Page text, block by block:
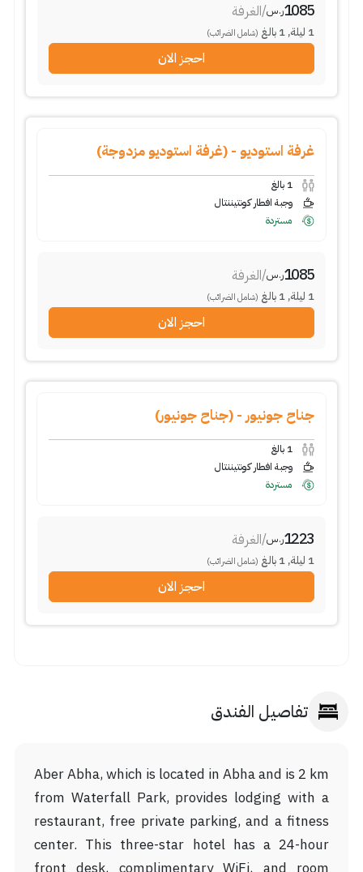
1085ر.س/الغرفة
1 ليلة,
1 بالغ (شامل الضرائب)
احجز الان
غرفة استوديو - (غرفة استوديو مزدوجة)
1 بالغ
وجبة افطار كونتيننتال
مستردة
1085ر.س/الغرفة
1 ليلة,
1 بالغ (شامل الضرائب)
احجز الان
جناح جونيور - (جناح جونيور)
1 بالغ
وجبة افطار كونتيننتال
مستردة
1223ر.س/الغرفة
1 ليلة,
1 بالغ (شامل الضرائب)
احجز الان
تفاصيل الفندق
Aber Abha, which is located in Abha and is 2 km
from Waterfall Park, provides lodging with a
restaurant, free private parking, and a fitness
center. This three-star hotel has a 24-hour